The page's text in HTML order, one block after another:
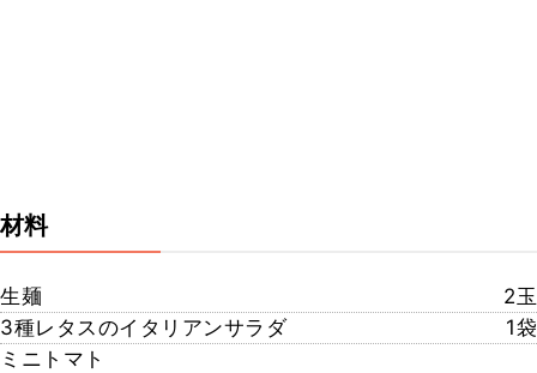
材料
生麺
2玉
3種レタスのイタリアンサラダ
1袋
ミニトマト